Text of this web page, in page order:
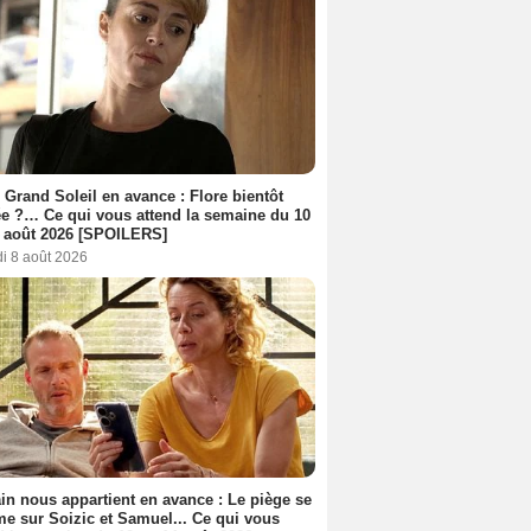
Grand Soleil en avance : Flore bientôt
?… Ce qui vous attend la semaine du 10
2026 [SPOILERS]
8 août 2026
nous appartient en avance : Le piège se
sur Soizic et Samuel... Ce qui vous